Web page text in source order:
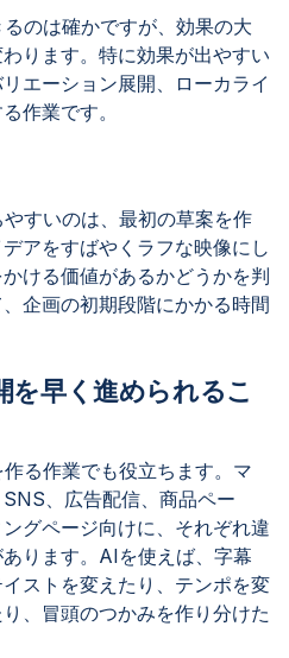
のは確かですが、効果の大
ります。特に効果が出やすい
エーション展開、ローカライ
作業です。
すいのは、最初の草案を作
アをすばやくラフな映像にし
ける価値があるかどうかを判
企画の初期段階にかかる時間
を早く進められるこ
る作業でも役立ちます。マ
、広告配信、商品ペー
グページ向けに、それぞれ違
ります。AIを使えば、字幕
ストを変えたり、テンポを変
、冒頭のつかみを作り分けた